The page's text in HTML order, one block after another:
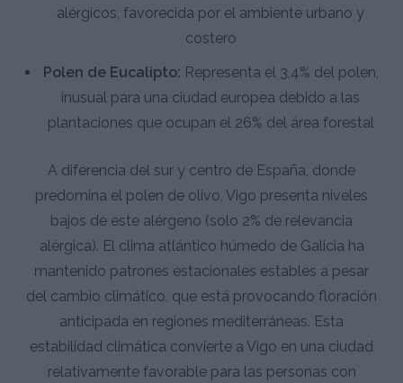
alérgicos, favorecida por el ambiente urbano y
costero
Polen de Eucalipto: Representa el 3,4% del polen,
inusual para una ciudad europea debido a las
plantaciones que ocupan el 26% del área forestal
A diferencia del sur y centro de España, donde
predomina el polen de olivo, Vigo presenta niveles
bajos de este alérgeno (solo 2% de relevancia
alérgica). El clima atlántico húmedo de Galicia ha
mantenido patrones estacionales estables a pesar
del cambio climático, que está provocando floración
anticipada en regiones mediterráneas. Esta
estabilidad climática convierte a Vigo en una ciudad
relativamente favorable para las personas con